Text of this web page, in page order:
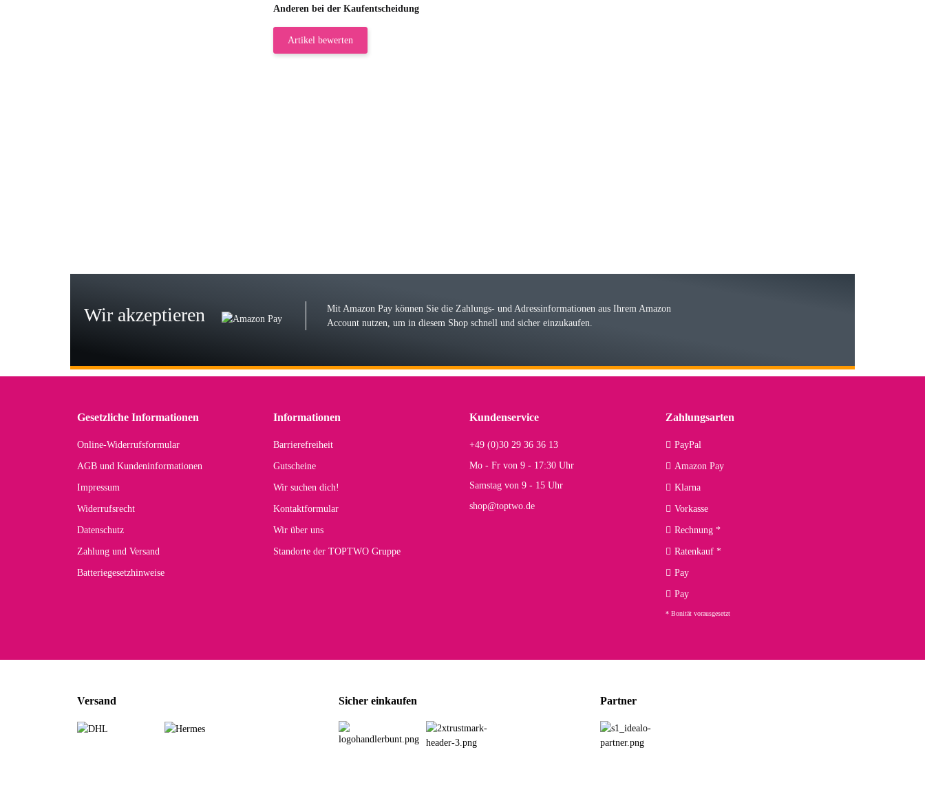
Anderen bei der Kaufentscheidung
Artikel bewerten
Der Koffer macht einen sehr soliden Eindruck. Die Zuverlässigkeit muss sich noch in den kommenden Jahren herausstellen. Spannend wird es falls
Hans E
Wir akzeptieren
Mit Amazon Pay können Sie die Zahlungs- und Adressinformationen aus Ihrem Amazon
Account nutzen, um in diesem Shop schnell und sicher einzukaufen.
Gesetzliche Informationen
Online-Widerrufsformular
AGB und Kundeninformationen
Impressum
Widerrufsrecht
Datenschutz
Zahlung und Versand
Batteriegesetzhinweise
Informationen
Barrierefreiheit
Gutscheine
Wir suchen dich!
Kontaktformular
Wir über uns
Standorte der TOPTWO Gruppe
Kundenservice
+49 (0)30 29 36 36 13
Mo - Fr von 9 - 17:30 Uhr
Samstag von 9 - 15 Uhr
shop@toptwo.de
Zahlungsarten
PayPal
Amazon Pay
Klarna
Vorkasse
Rechnung *
Ratenkauf *
Pay
Pay
* Bonität vorausgesetzt
Versand Sicher einkaufen Partner